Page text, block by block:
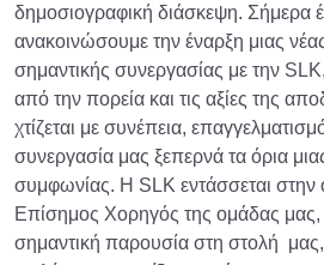
δημοσιογραφική διάσκεψη. Σήμερα
ανακοινώσουμε την έναρξη μιας νέας
σημαντικής συνεργασίας με την
από την πορεία και τις αξίες της
χτίζεται με συνέπεια,
συνεργασία μας ξεπερνά τα όρια
συμφωνίας. Η SLK εντάσσεται στην
Επίσημος Χορηγός της ομάδας μας,
σημαντική παρουσία στη στολή